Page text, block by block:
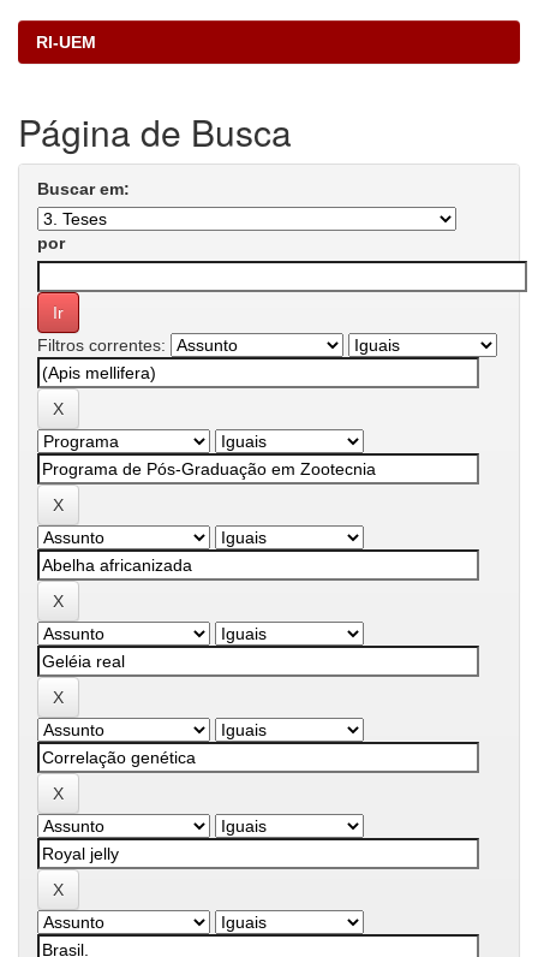
RI-UEM
Página de Busca
Buscar em:
por
Filtros correntes: